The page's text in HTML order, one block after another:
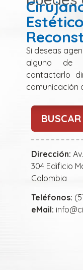
Si deseas
alguno de
contactarlo
comunicación
Dirección:
304 Edificio
Colombia
Teléfonos:
eMail: